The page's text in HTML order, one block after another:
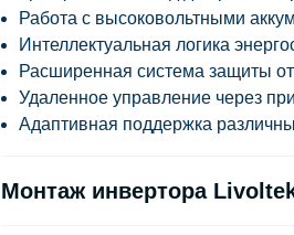
Работа с высоковольтными
Интеллектуальная логика
Расширенная система защиты
Удаленное управление через
Адаптивная поддержка
Монтаж инвертора